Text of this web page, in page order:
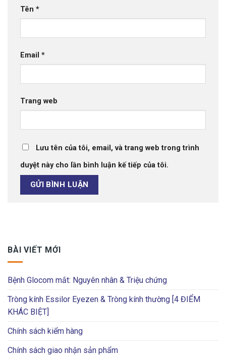
Tên *
Email *
Trang web
Lưu tên của tôi, email, và trang web trong trình
duyệt này cho lần bình luận kế tiếp của tôi.
BÀI VIẾT MỚI
Bệnh Glocom mắt: Nguyên nhân & Triệu chứng
Tròng kính Essilor Eyezen & Tròng kính thường [4 ĐIỂM
KHÁC BIỆT]
Chính sách kiểm hàng
Chính sách giao nhận sản phẩm